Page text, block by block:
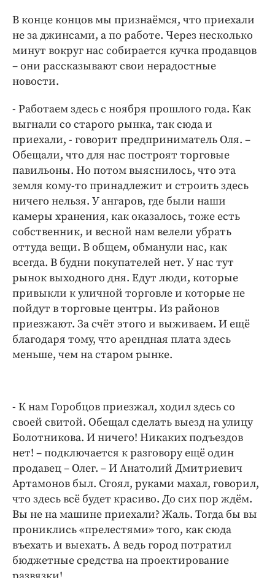
В конце концов мы признаёмся, что приехали
не за джинсами, а по работе. Через несколько
минут вокруг нас собирается кучка продавцов
– они рассказывают свои нерадостные
новости.
- Работаем здесь с ноября прошлого года. Как
выгнали со старого рынка, так сюда и
приехали, - говорит предприниматель Оля. –
Обещали, что для нас построят торговые
павильоны. Но потом выяснилось, что эта
земля кому-то принадлежит и строить здесь
ничего нельзя. У ангаров, где были наши
камеры хранения, как оказалось, тоже есть
собственник, и весной нам велели убрать
оттуда вещи. В общем, обманули нас, как
всегда. В будни покупателей нет. У нас тут
рынок выходного дня. Едут люди, которые
привыкли к уличной торговле и которые не
пойдут в торговые центры. Из районов
приезжают. За счёт этого и выживаем. И ещё
благодаря тому, что арендная плата здесь
меньше, чем на старом рынке.
- К нам Горобцов приезжал, ходил здесь со
своей свитой. Обещал сделать выезд на улицу
Болотникова. И ничего! Никаких подъездов
нет! – подключается к разговору ещё один
продавец – Олег. – И Анатолий Дмитриевич
Артамонов был. Стоял, руками махал, говорил,
что здесь всё будет красиво. До сих пор ждём.
Вы не на машине приехали? Жаль. Тогда бы вы
прониклись «прелестями» того, как сюда
въехать и выехать. А ведь город потратил
бюджетные средства на проектирование